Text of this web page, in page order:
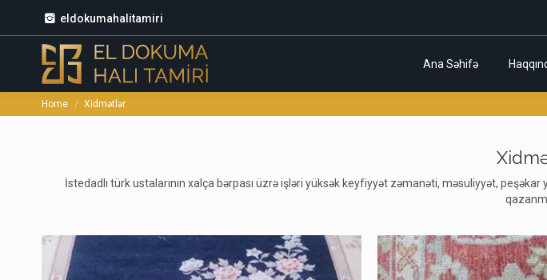
eldokumahalitamiri
Ana Səhifə
You are here:
Home Xidmətlər
İstedadlı türk ustalarının xalça bərpası üzrə işləri yüksək keyfiyyət zəmanəti, məsuliyyət,